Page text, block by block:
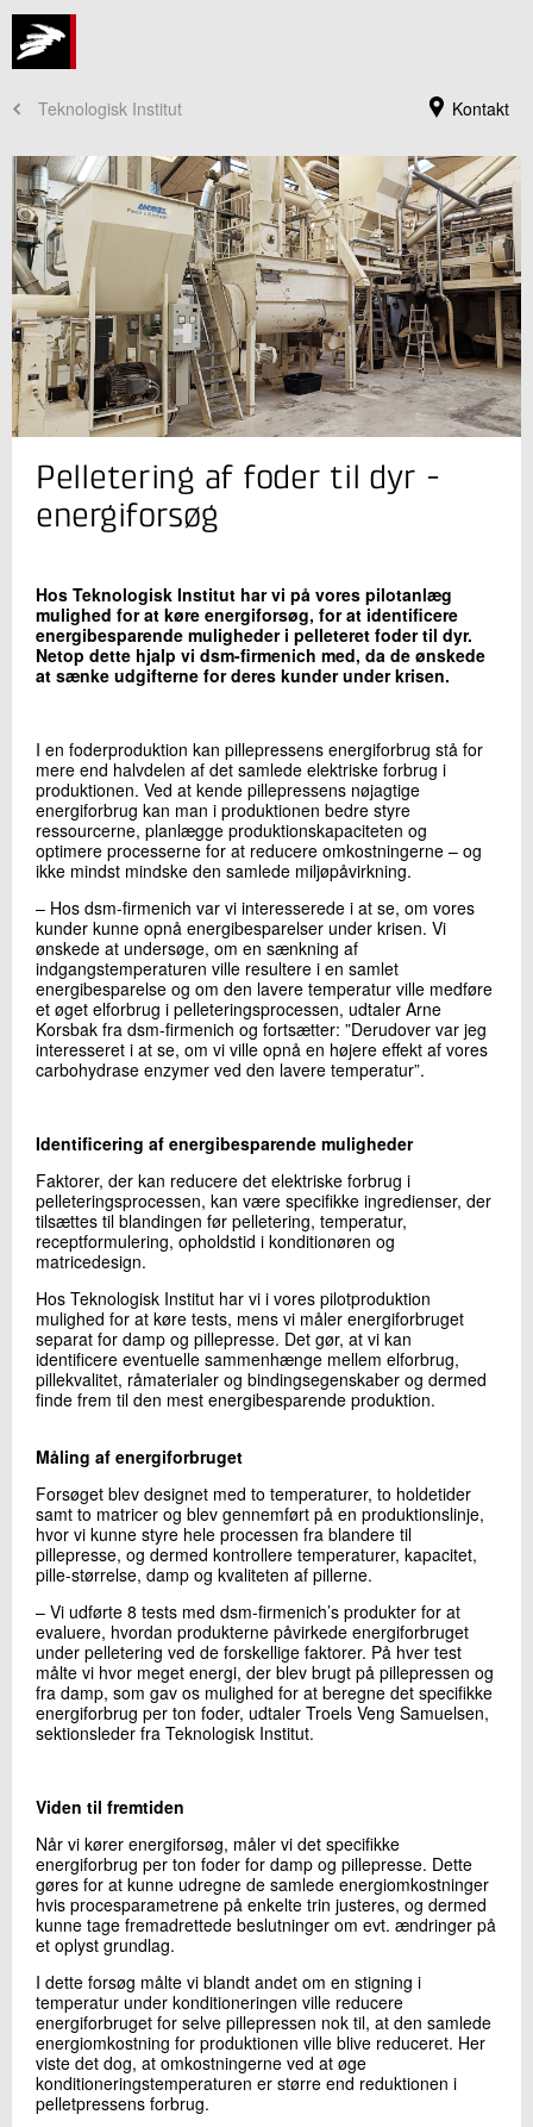
Kontakt
Teknologisk Institut
Jeg er din kontaktperson
Simon Hvid
Sektionsleder
Fødevareteknologi
LinkedIn
Skriv til mig
Send
Pelletering af foder til dyr -
energiforsøg
Hos Teknologisk Institut har vi på vores pilotanlæg
mulighed for at køre energiforsøg, for at identificere
energibesparende muligheder i pelleteret foder til dyr.
Netop dette hjalp vi dsm-firmenich med, da de ønskede
at sænke udgifterne for deres kunder under krisen.
I en foderproduktion kan pillepressens energiforbrug stå for
mere end halvdelen af det samlede elektriske forbrug i
produktionen. Ved at kende pillepressens nøjagtige
energiforbrug kan man i produktionen bedre styre
ressourcerne, planlægge produktionskapaciteten og
optimere processerne for at reducere omkostningerne – og
ikke mindst mindske den samlede miljøpåvirkning.
– Hos dsm-firmenich var vi interesserede i at se, om vores
kunder kunne opnå energibesparelser under krisen. Vi
ønskede at undersøge, om en sænkning af
indgangstemperaturen ville resultere i en samlet
energibesparelse og om den lavere temperatur ville medføre
et øget elforbrug i pelleteringsprocessen, udtaler Arne
Korsbak fra dsm-firmenich og fortsætter: ”Derudover var jeg
interesseret i at se, om vi ville opnå en højere effekt af vores
carbohydrase enzymer ved den lavere temperatur”.
Identificering af energibesparende muligheder
Faktorer, der kan reducere det elektriske forbrug i
pelleteringsprocessen, kan være specifikke ingredienser, der
tilsættes til blandingen før pelletering, temperatur,
receptformulering, opholdstid i konditionøren og
matricedesign.
Hos Teknologisk Institut har vi i vores pilotproduktion
mulighed for at køre tests, mens vi måler energiforbruget
separat for damp og pillepresse. Det gør, at vi kan
identificere eventuelle sammenhænge mellem elforbrug,
pillekvalitet, råmaterialer og bindingsegenskaber og dermed
finde frem til den mest energibesparende produktion.
Måling af energiforbruget
Forsøget blev designet med to temperaturer, to holdetider
samt to matricer og blev gennemført på en produktionslinje,
hvor vi kunne styre hele processen fra blandere til
pillepresse, og dermed kontrollere temperaturer, kapacitet,
pille-størrelse, damp og kvaliteten af pillerne.
– Vi udførte 8 tests med dsm-firmenich’s produkter for at
evaluere, hvordan produkterne påvirkede energiforbruget
under pelletering ved de forskellige faktorer. På hver test
målte vi hvor meget energi, der blev brugt på pillepressen og
fra damp, som gav os mulighed for at beregne det specifikke
energiforbrug per ton foder, udtaler Troels Veng Samuelsen,
sektionsleder fra Teknologisk Institut.
Viden til fremtiden
Når vi kører energiforsøg, måler vi det specifikke
energiforbrug per ton foder for damp og pillepresse. Dette
gøres for at kunne udregne de samlede energiomkostninger
hvis procesparametrene på enkelte trin justeres, og dermed
kunne tage fremadrettede beslutninger om evt. ændringer på
et oplyst grundlag.
I dette forsøg målte vi blandt andet om en stigning i
temperatur under konditioneringen ville reducere
energiforbruget for selve pillepressen nok til, at den samlede
energiomkostning for produktionen ville blive reduceret. Her
viste det dog, at omkostningerne ved at øge
konditioneringstemperaturen er større end reduktionen i
pelletpressens forbrug.